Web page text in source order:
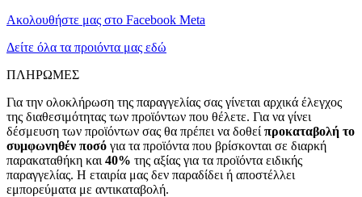
Ακολουθήστε μας στο Facebook Meta
Δείτε όλα τα προιόντα μας εδώ
ΠΛΗΡΩΜΕΣ
Για την ολοκλήρωση της παραγγελίας σας γίνεται αρχικά έλεγχος
της διαθεσιμότητας των προϊόντων που θέλετε. Για να γίνει
δέσμευση των προϊόντων σας θα πρέπει να δοθεί προκαταβολή το
συμφωνηθέν ποσό για τα προϊόντα που βρίσκονται σε διαρκή
παρακαταθήκη και 40% της αξίας για τα προϊόντα ειδικής
παραγγελίας. Η εταιρία μας δεν παραδίδει ή αποστέλλει
εμπορεύματα με αντικαταβολή.